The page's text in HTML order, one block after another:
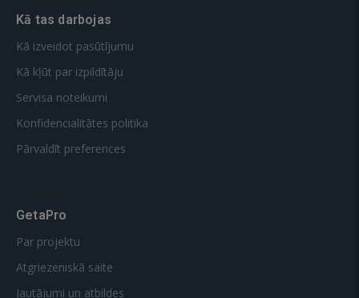
Kā tas darbojas
Kā izveidot pasūtījumu
Kā kļūt par izpildītāju
Servisa noteikumi
Konfidencialitātes politika
Pārvaldīt preferences
GetaPro
Par projektu
Atgriezeniskā saite
Jautājumi un atbildes